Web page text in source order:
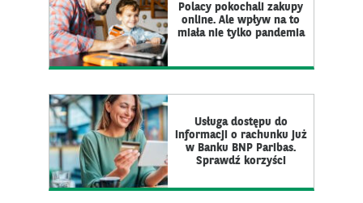
Polacy pokochali zakupy
online. Ale wpływ na to
miała nie tylko pandemia
Usługa dostępu do
informacji o rachunku już
w Banku BNP Paribas.
Sprawdź korzyści